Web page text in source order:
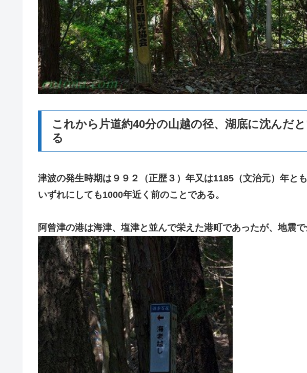
これから片道約40分の山越の径、湖底に沈んだ
る
津波の発生時期は９９２（正歴３）年又は1185（文治元）年と
いずれにしても1000年近く前のことである。
阿曾津の港は海津、塩津と並んで栄えた港町であったが、地震で